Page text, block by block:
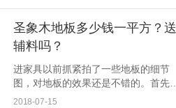
圣象木地板多少钱一平方？送
辅料吗？
进家具以前抓紧拍了一些地板的细节
图，对地板的效果还是不错的。首先还
是为圣象点赞，工人师傅安装的时候特
2018-07-15